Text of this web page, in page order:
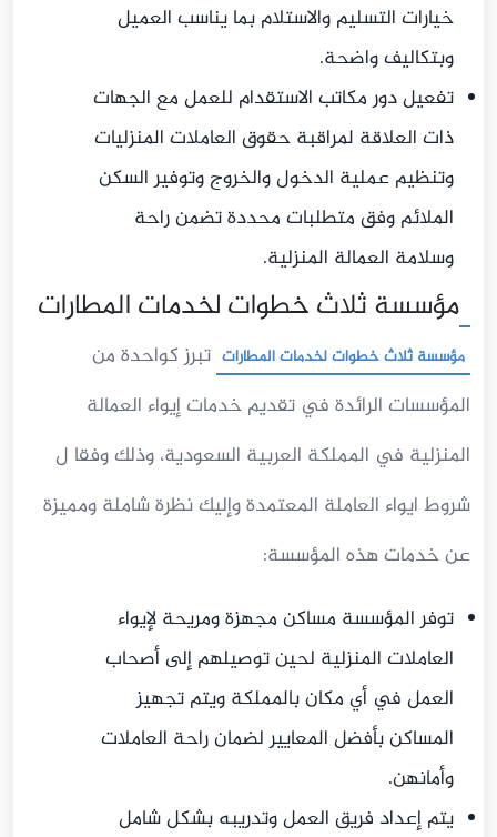
خيارات التسليم والاستلام بما يناسب العميل
وبتكاليف واضحة.
تفعيل دور مكاتب الاستقدام للعمل مع الجهات
ذات العلاقة لمراقبة حقوق العاملات المنزليات
وتنظيم عملية الدخول والخروج وتوفير السكن
الملائم وفق متطلبات محددة تضمن راحة
وسلامة العمالة المنزلية.
مؤسسة ثلاث خطوات لخدمات المطارات
مؤسسة ثلاث خطوات لخدمات المطارات تبرز كواحدة من
المؤسسات الرائدة في تقديم خدمات إيواء العمالة
المنزلية في المملكة العربية السعودية، وذلك وفقا ل
شروط ايواء العاملة المعتمدة وإليك نظرة شاملة ومميزة
عن خدمات هذه المؤسسة:
توفر المؤسسة مساكن مجهزة ومريحة لإيواء
العاملات المنزلية لحين توصيلهم إلى أصحاب
العمل في أي مكان بالمملكة ويتم تجهيز
المساكن بأفضل المعايير لضمان راحة العاملات
وأمانهن.
يتم إعداد فريق العمل وتدريبه بشكل شامل